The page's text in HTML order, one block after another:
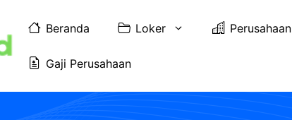
Beranda Loker Perusahaan
Gaji Perusahaan